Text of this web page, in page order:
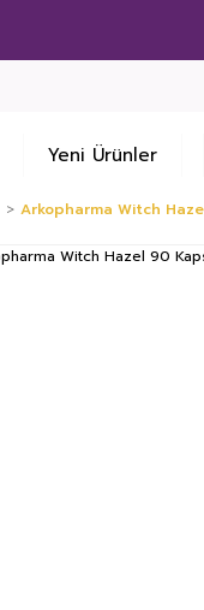
Yeni Ürünler
Arkopharma Witch